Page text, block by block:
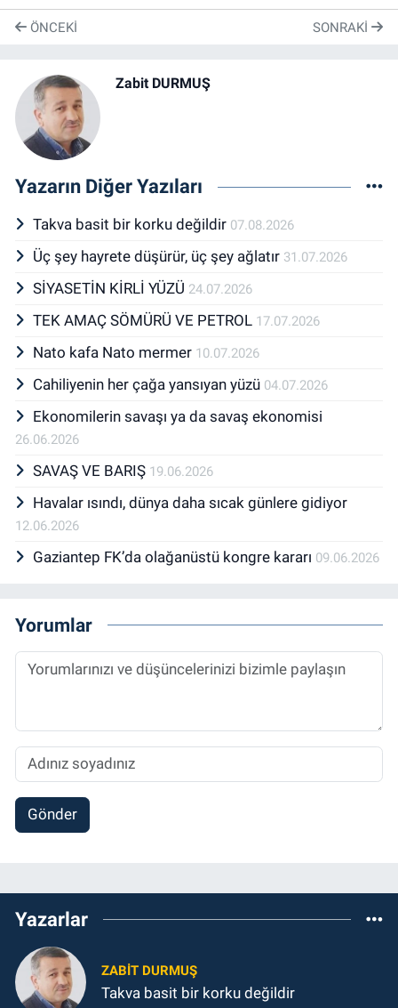
ÖNCEKI SONRAKI
Zabit DURMUŞ
Yazarın Diğer Yazıları
Takva basit bir korku değildir 07.08.2026
Üç şey hayrete düşürür, üç şey ağlatır 31.07.2026
SİYASETİN KİRLİ YÜZÜ 24.07.2026
TEK AMAÇ SÖMÜRÜ VE PETROL 17.07.2026
Nato kafa Nato mermer 10.07.2026
Cahiliyenin her çağa yansıyan yüzü 04.07.2026
Ekonomilerin savaşı ya da savaş ekonomisi
26.06.2026
SAVAŞ VE BARIŞ 19.06.2026
Havalar ısındı, dünya daha sıcak günlere gidiyor
12.06.2026
Gaziantep FK’da olağanüstü kongre kararı 09.06.2026
Yorumlar
Gönder
Yazarlar
ZABIT DURMUŞ
Takva basit bir korku değildir